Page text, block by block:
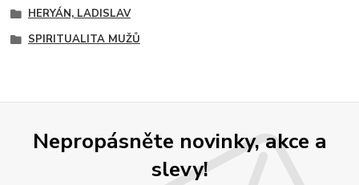
HERYÁN, LADISLAV
SPIRITUALITA MUŽŮ
Nepropásněte novinky, akce a
slevy!